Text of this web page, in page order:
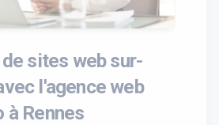
sites web sur-
l'agence web
à Rennes